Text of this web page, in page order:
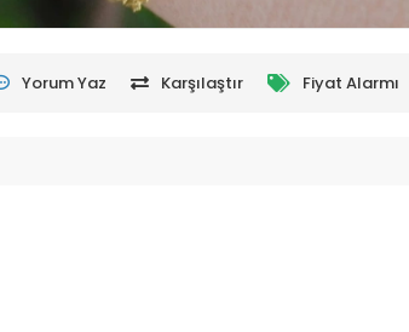
Yorum Yaz Karşılaştır Fiyat Alarmı